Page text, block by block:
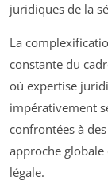
juridiques de la
La
constante du
où expertise
impérativement
confrontées à
approche
légale.